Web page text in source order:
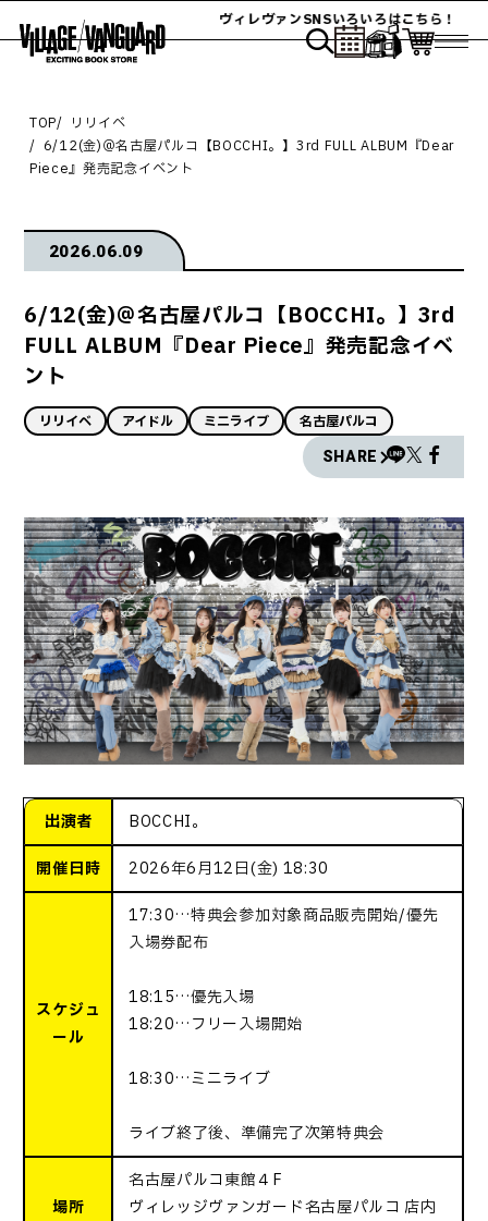
ヴィレヴァンSNSいろいろはこちら！
TOP
リリイベ
6/12(金)＠名古屋パルコ【BOCCHI。】3rd FULL ALBUM『Dear
Piece』発売記念イベント
2026.06.09
6/12(金)＠名古屋パルコ【BOCCHI。】3rd
FULL ALBUM『Dear Piece』発売記念イベ
ント
リリイベ アイドル ミニライブ 名古屋パルコ
SHARE
出演者 BOCCHI。
開催日時 2026年6月12日(金) 18:30
スケジュ
ール
17:30…特典会参加対象商品販売開始/優先
入場券配布
18:15…優先入場
18:20…フリー入場開始
18:30…ミニライブ
ライブ終了後、準備完了次第特典会
場所
名古屋パルコ東館４F
ヴィレッジヴァンガード名古屋パルコ 店内